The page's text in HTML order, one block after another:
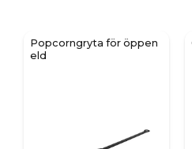
Grillspett för korv